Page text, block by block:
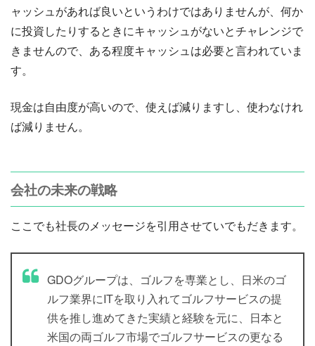
ャッシュがあれば良いというわけではありませんが、何か
に投資したりするときにキャッシュがないとチャレンジで
きませんので、ある程度キャッシュは必要と言われていま
す。
現金は自由度が高いので、使えば減りますし、使わなけれ
ば減りません。
会社の未来の戦略
ここでも社長のメッセージを引用させていでもだきます。
GDOグループは、ゴルフを専業とし、日米のゴ
ルフ業界にITを取り入れてゴルフサービスの提
供を推し進めてきた実績と経験を元に、日本と
米国の両ゴルフ市場でゴルフサービスの更なる